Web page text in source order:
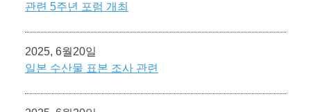
관련 5주년 포럼 개최
2025, 6월20일
일본 수산물 표본 조사 관련